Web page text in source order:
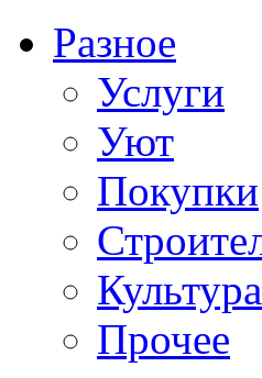
Разное
Услуги
Уют
Покупки
Культура
Прочее